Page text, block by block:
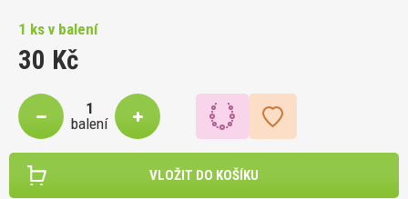
1 ks v balení
30 Kč
balení
VLOŽIT DO KOŠÍKU